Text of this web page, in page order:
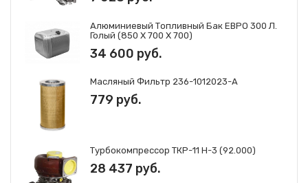
Алюминиевый Топливный Бак ЕВРО 300 Л.
Голый (850 Х 700 Х 700)
34 600 руб.
Масляный Фильтр 236-1012023-А
779 руб.
Турбокомпрессор ТКР-11 Н-3 (92.000)
28 437 руб.